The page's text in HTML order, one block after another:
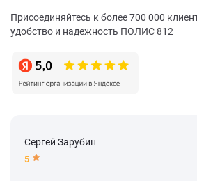
Присоединяйтесь к более 700 000
удобство и надежность ПОЛИС 812
Сергей Зарубин
5